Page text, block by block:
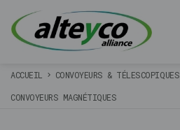
ACCUEIL CONVOYEURS & TÉLESCOPIQUES
CONVOYEURS MAGNÉTIQUES